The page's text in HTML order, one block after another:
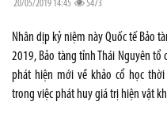
20/05/2019 14:45 5473
Nhân dịp kỷ niệm này Quốc tế Bảo
2019, Bảo tàng tỉnh Thái Nguyên tổ
phát hiện mới về khảo cổ học
trong việc phát huy giá trị hiện vật